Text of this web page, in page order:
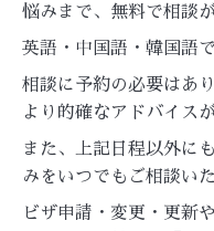
悩みまで、無料で相談
英語・中国語・韓国語
相談に予約の必要はあ
より的確なアドバイス
また、上記日程以外に
みをいつでもご相談い
ビザ申請・変更・更新